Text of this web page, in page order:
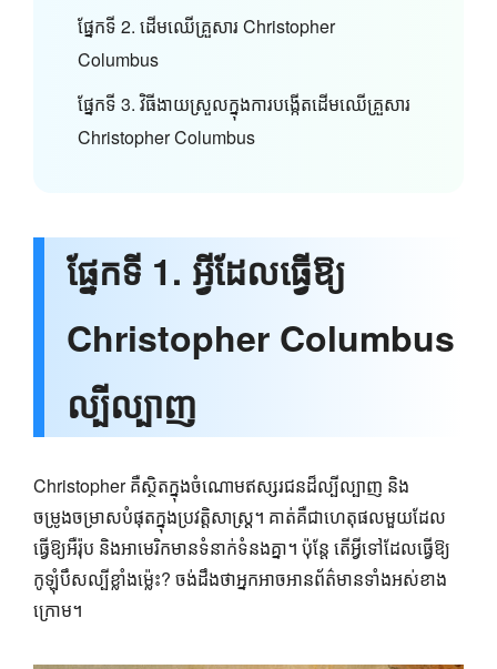
ផ្នែកទី 2. ដើមឈើគ្រួសារ Christopher
Columbus
ផ្នែកទី 3. វិធីងាយស្រួលក្នុងការបង្កើតដើមឈើគ្រួសារ
Christopher Columbus
ផ្នែកទី 1. អ្វីដែលធ្វើឱ្យ
Christopher Columbus
ល្បីល្បាញ
Christopher គឺ​ស្ថិត​ក្នុង​ចំណោម​ឥស្សរជន​ដ៏​ល្បីល្បាញ និង​
ចម្រូងចម្រាស​បំផុត​ក្នុង​ប្រវត្តិសាស្ត្រ។ គាត់គឺជាហេតុផលមួយដែល
ធ្វើឱ្យអឺរ៉ុប និងអាមេរិកមានទំនាក់ទំនងគ្នា។ ប៉ុន្តែ តើ​អ្វី​ទៅ​ដែល​ធ្វើ​ឱ្យ​
កូឡុំបឹស​ល្បី​ខ្លាំង​ម្ល៉េះ? ចង់​ដឹង​ថា​អ្នក​អាច​អាន​ព័ត៌មាន​ទាំង​អស់​ខាង​
ក្រោម។